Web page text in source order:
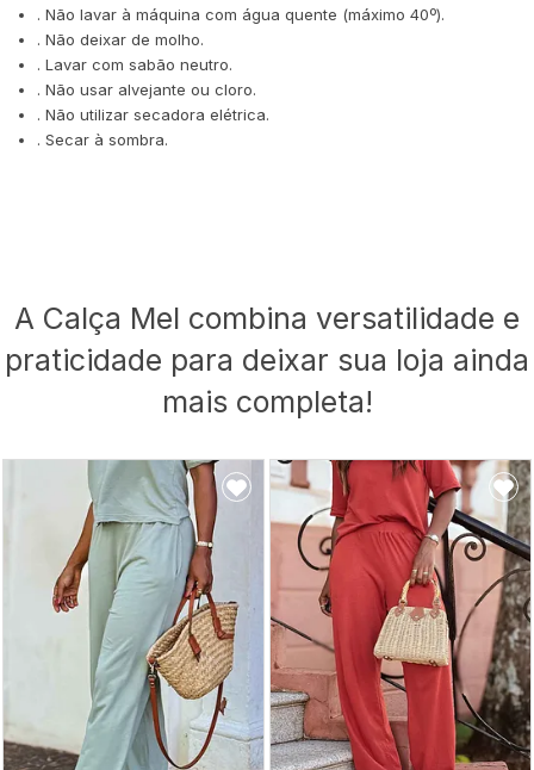
. Não lavar à máquina com água quente (máximo 40º).
. Não deixar de molho.
. Lavar com sabão neutro.
. Não usar alvejante ou cloro.
. Não utilizar secadora elétrica.
. Secar à sombra.
A Calça Mel combina versatilidade e
praticidade para deixar sua loja ainda
mais completa!